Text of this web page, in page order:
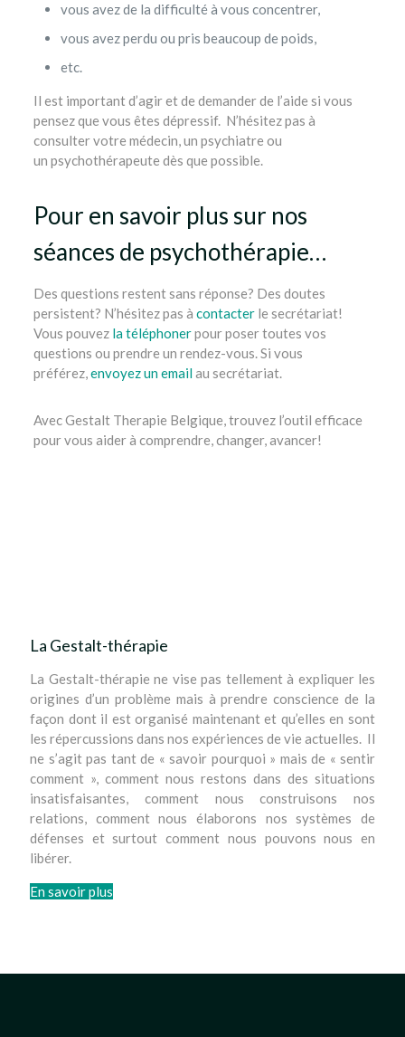
vous avez de la difficulté à vous concentrer,
vous avez perdu ou pris beaucoup de poids,
etc.
Il est important d’agir et de demander de l’aide si vous
pensez que vous êtes dépressif. N’hésitez pas à
consulter votre médecin, un psychiatre ou
un psychothérapeute dès que possible.
Pour en savoir plus sur nos
séances de psychothérapie…
Des questions restent sans réponse? Des doutes
persistent? N’hésitez pas à contacterle secrétariat!
Vous pouvez la téléphonerpour poser toutes vos
questions ou prendre un rendez-vous. Si vous
préférez,envoyez un emailau secrétariat.
Avec Gestalt Therapie Belgique, trouvez l’outil efficace
pour vous aider à comprendre, changer, avancer!
La Gestalt-thérapie
La Gestalt-thérapie ne vise pas tellement à expliquer les
origines d’un problème mais à prendre conscience de la
façon dont il est organisé maintenant et qu’elles en sont
les répercussions dans nos expériences de vie actuelles. Il
ne s’agit pas tant de « savoir pourquoi » mais de « sentir
comment », comment nous restons dans des situations
insatisfaisantes, comment nous construisons nos
relations, comment nous élaborons nos systèmes de
défenses et surtout comment nous pouvons nous en
libérer.
En savoir plus